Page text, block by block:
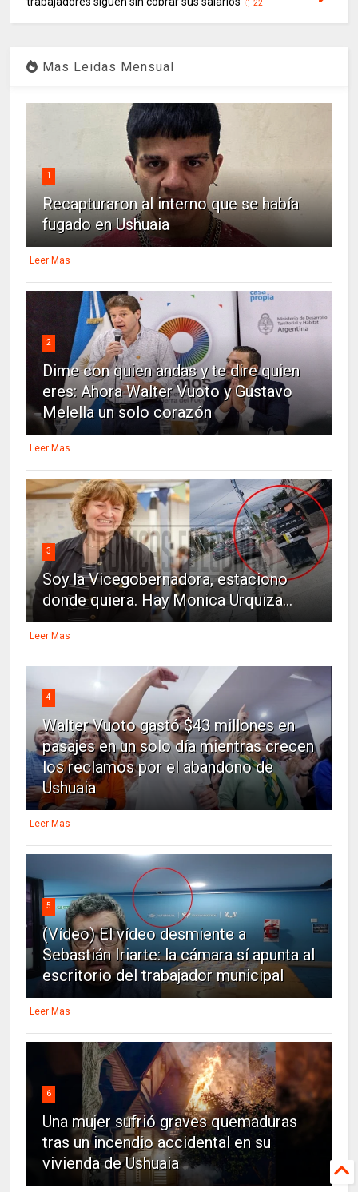
22
Mas Leidas Mensual
1
Recapturaron al interno que se había
fugado en Ushuaia
Leer Mas
2
Dime con quien andas y te dire quien
eres: Ahora Walter Vuoto y Gustavo
Melella un solo corazón
Leer Mas
3
Soy la Vicegobernadora, estaciono
donde quiera. Hay Monica Urquiza...
Leer Mas
4
Walter Vuoto gastó $43 millones en
pasajes en un solo día mientras crecen
los reclamos por el abandono de
Ushuaia
Leer Mas
5
(Vídeo) El vídeo desmiente a
Sebastián Iriarte: la cámara sí apunta al
escritorio del trabajador municipal
Leer Mas
6
Una mujer sufrió graves quemaduras
tras un incendio accidental en su
vivienda de Ushuaia